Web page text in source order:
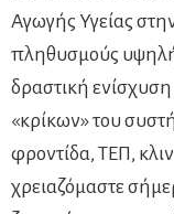
Αγωγής Υγείας
πληθυσμούς
δραστική
«κρίκων» του
φροντίδα, ΤΕΠ,
χρειαζόμαστε